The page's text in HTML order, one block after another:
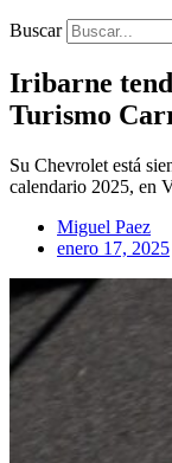
Buscar
Iribarne
Turismo
Su Chevrolet está
calendario 2025, en
Miguel Paez
enero 17, 2025